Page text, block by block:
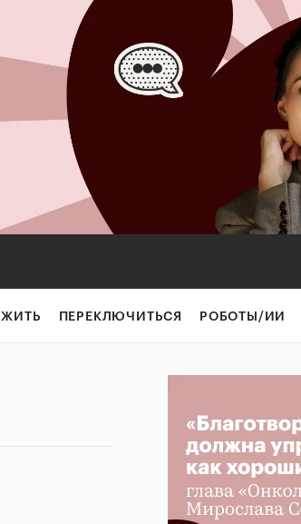
ЖИТЬ ПЕРЕКЛЮЧИТЬСЯ РОБОТЫ/ИИ